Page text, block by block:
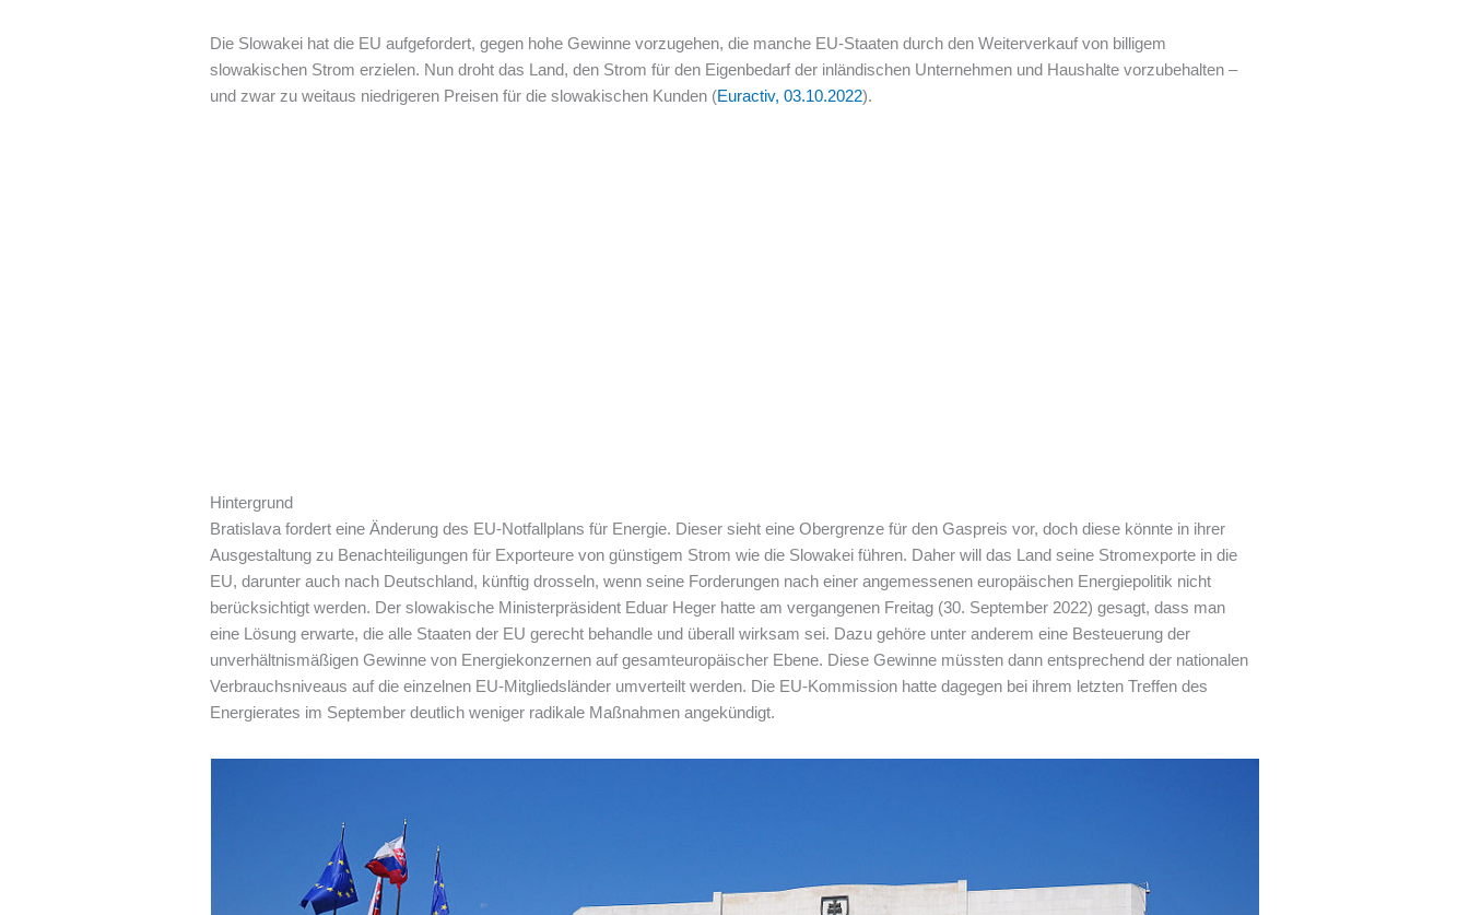
Die Slowakei hat die EU aufgefordert, gegen hohe Gewinne vorzugehen, die manche EU-Staaten durch den Weiterverkauf von billigem
slowakischen Strom erzielen. Nun droht das Land, den Strom für den Eigenbedarf der inländischen Unternehmen und Haushalte vorzubehalten –
und zwar zu weitaus niedrigeren Preisen für die slowakischen Kunden (Euractiv, 03.10.2022).
Hintergrund
Bratislava fordert eine Änderung des EU-Notfallplans für Energie. Dieser sieht eine Obergrenze für den Gaspreis vor, doch diese könnte in ihrer
Ausgestaltung zu Benachteiligungen für Exporteure von günstigem Strom wie die Slowakei führen. Daher will das Land seine Stromexporte in die
EU, darunter auch nach Deutschland, künftig drosseln, wenn seine Forderungen nach einer angemessenen europäischen Energiepolitik nicht
berücksichtigt werden. Der slowakische Ministerpräsident Eduar Heger hatte am vergangenen Freitag (30. September 2022) gesagt, dass man
eine Lösung erwarte, die alle Staaten der EU gerecht behandle und überall wirksam sei. Dazu gehöre unter anderem eine Besteuerung der
unverhältnismäßigen Gewinne von Energiekonzernen auf gesamteuropäischer Ebene. Diese Gewinne müssten dann entsprechend der nationalen
Verbrauchsniveaus auf die einzelnen EU-Mitgliedsländer umverteilt werden. Die EU-Kommission hatte dagegen bei ihrem letzten Treffen des
Energierates im September deutlich weniger radikale Maßnahmen angekündigt.